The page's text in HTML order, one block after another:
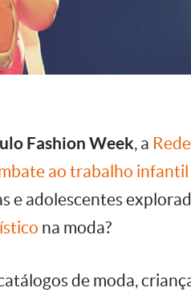
Fashion Week, a
ao trabalho
e adolescentes
na moda?
de moda,